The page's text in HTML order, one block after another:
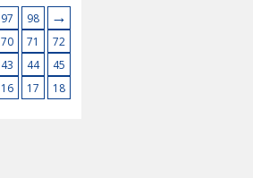
→
98
97
72
71
70
45
44
43
18
17
16